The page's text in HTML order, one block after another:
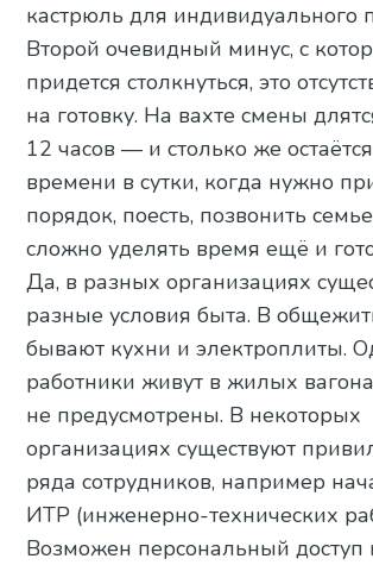
кастрюль для индивидуального
Второй очевидный минус, с
придется столкнуться, это
на готовку. На вахте смены
12 часов — и столько же
времени в сутки, когда нужно
порядок, поесть, позвонить
сложно уделять время ещё и
Да, в разных организациях
разные условия быта. В
бывают кухни и электроплиты.
работники живут в жилых
не предусмотрены. В некоторых
организациях существуют
ряда сотрудников, например
ИТР (инженерно-технических
Возможен персональный доступ